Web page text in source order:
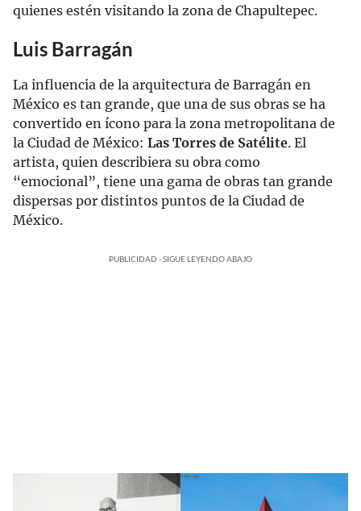
quienes estén visitando la zona de Chapultepec.
Luis Barragán
La influencia de la arquitectura de Barragán en
México es tan grande, que una de sus obras se ha
convertido en ícono para la zona metropolitana de
la Ciudad de México: Las Torres de Satélite. El
artista, quien describiera su obra como
“emocional”, tiene una gama de obras tan grande
dispersas por distintos puntos de la Ciudad de
México.
PUBLICIDAD - SIGUE LEYENDO ABAJO